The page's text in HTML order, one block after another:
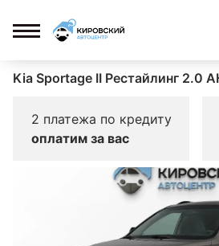
Kia Sportage II Рестайлинг 2.0
2 платежа по кредиту
оплатим за вас